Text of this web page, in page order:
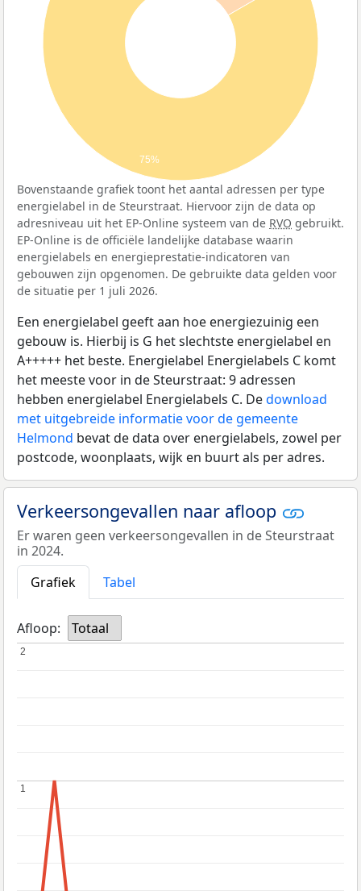
75%
Bovenstaande grafiek toont het aantal adressen per type
energielabel in de Steurstraat. Hiervoor zijn de data op
adresniveau uit het EP-Online systeem van de RVO gebruikt.
EP-Online is de officiële landelijke database waarin
energielabels en energieprestatie-indicatoren van
gebouwen zijn opgenomen. De gebruikte data gelden voor
de situatie per 1 juli 2026.
Een energielabel geeft aan hoe energiezuinig een
gebouw is. Hierbij is G het slechtste energielabel en
A+++++ het beste. Energielabel Energielabels C komt
het meeste voor in de Steurstraat: 9 adressen
hebben energielabel Energielabels C. Dedownload
met uitgebreide informatie voor de gemeente
Helmond bevat de data over energielabels, zowel per
postcode, woonplaats, wijk en buurt als per adres.
Verkeersongevallen naar afloop
Er waren geen verkeersongevallen in de Steurstraat
in 2024.
Grafiek
Tabel
Afloop: Totaal
1
1
2
2